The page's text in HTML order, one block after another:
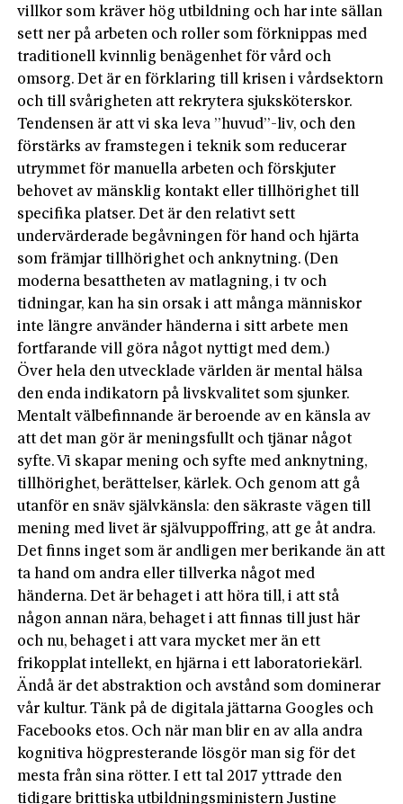
villkor som kräver hög utbildning och har inte sällan
sett ner på arbeten och roller som förknippas med
traditionell kvinnlig benägenhet för vård och
omsorg. Det är en förklaring till krisen i vårdsektorn
och till svårigheten att rekrytera sjuksköterskor.
Tendensen är att vi ska leva ”huvud”-liv, och den
förstärks av framstegen i teknik som reducerar
utrymmet för manuella arbeten och förskjuter
behovet av mänsklig kontakt eller tillhörighet till
specifika platser. Det är den relativt sett
undervärderade begåvningen för hand och hjärta
som främjar tillhörighet och anknytning. (Den
moderna besattheten av matlagning, i tv och
tidningar, kan ha sin orsak i att många människor
inte längre använder händerna i sitt arbete men
fortfarande vill göra något nyttigt med dem.)
Över hela den utvecklade världen är mental hälsa
den enda indikatorn på livskvalitet som sjunker.
Mentalt välbefinnande är beroende av en känsla av
att det man gör är meningsfullt och tjänar något
syfte. Vi skapar mening och syfte med anknytning,
tillhörighet, berättelser, kärlek. Och genom att gå
utanför en snäv självkänsla: den säkraste vägen till
mening med livet är självuppoffring, att ge åt andra.
Det finns inget som är andligen mer berikande än att
ta hand om andra eller tillverka något med
händerna. Det är behaget i att höra till, i att stå
någon annan nära, behaget i att finnas till just här
och nu, behaget i att vara mycket mer än ett
frikopplat intellekt, en hjärna i ett laboratoriekärl.
Ändå är det abstraktion och avstånd som dominerar
vår kultur. Tänk på de digitala jättarna Googles och
Facebooks etos. Och när man blir en av alla andra
kognitiva högpresterande lösgör man sig för det
mesta från sina rötter. I ett tal 2017 yttrade den
tidigare brittiska utbildningsministern Justine